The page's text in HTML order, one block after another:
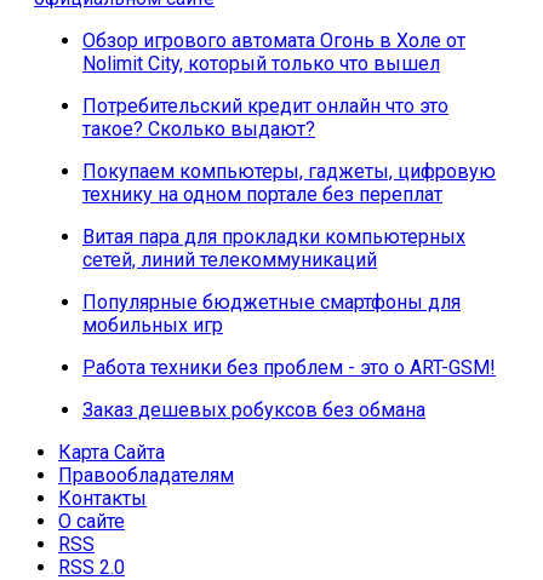
Обзор игрового автомата Огонь в Холе от
Nolimit City, который только что вышел
Потребительский кредит онлайн что это
такое? Сколько выдают?
Покупаем компьютеры, гаджеты, цифровую
технику на одном портале без переплат
Витая пара для прокладки компьютерных
сетей, линий телекоммуникаций
Популярные бюджетные смартфоны для
мобильных игр
Работа техники без проблем - это о ART-GSM!
Заказ дешевых робуксов без обмана
Карта Сайта
Правообладателям
Контакты
О сайте
RSS
RSS 2.0